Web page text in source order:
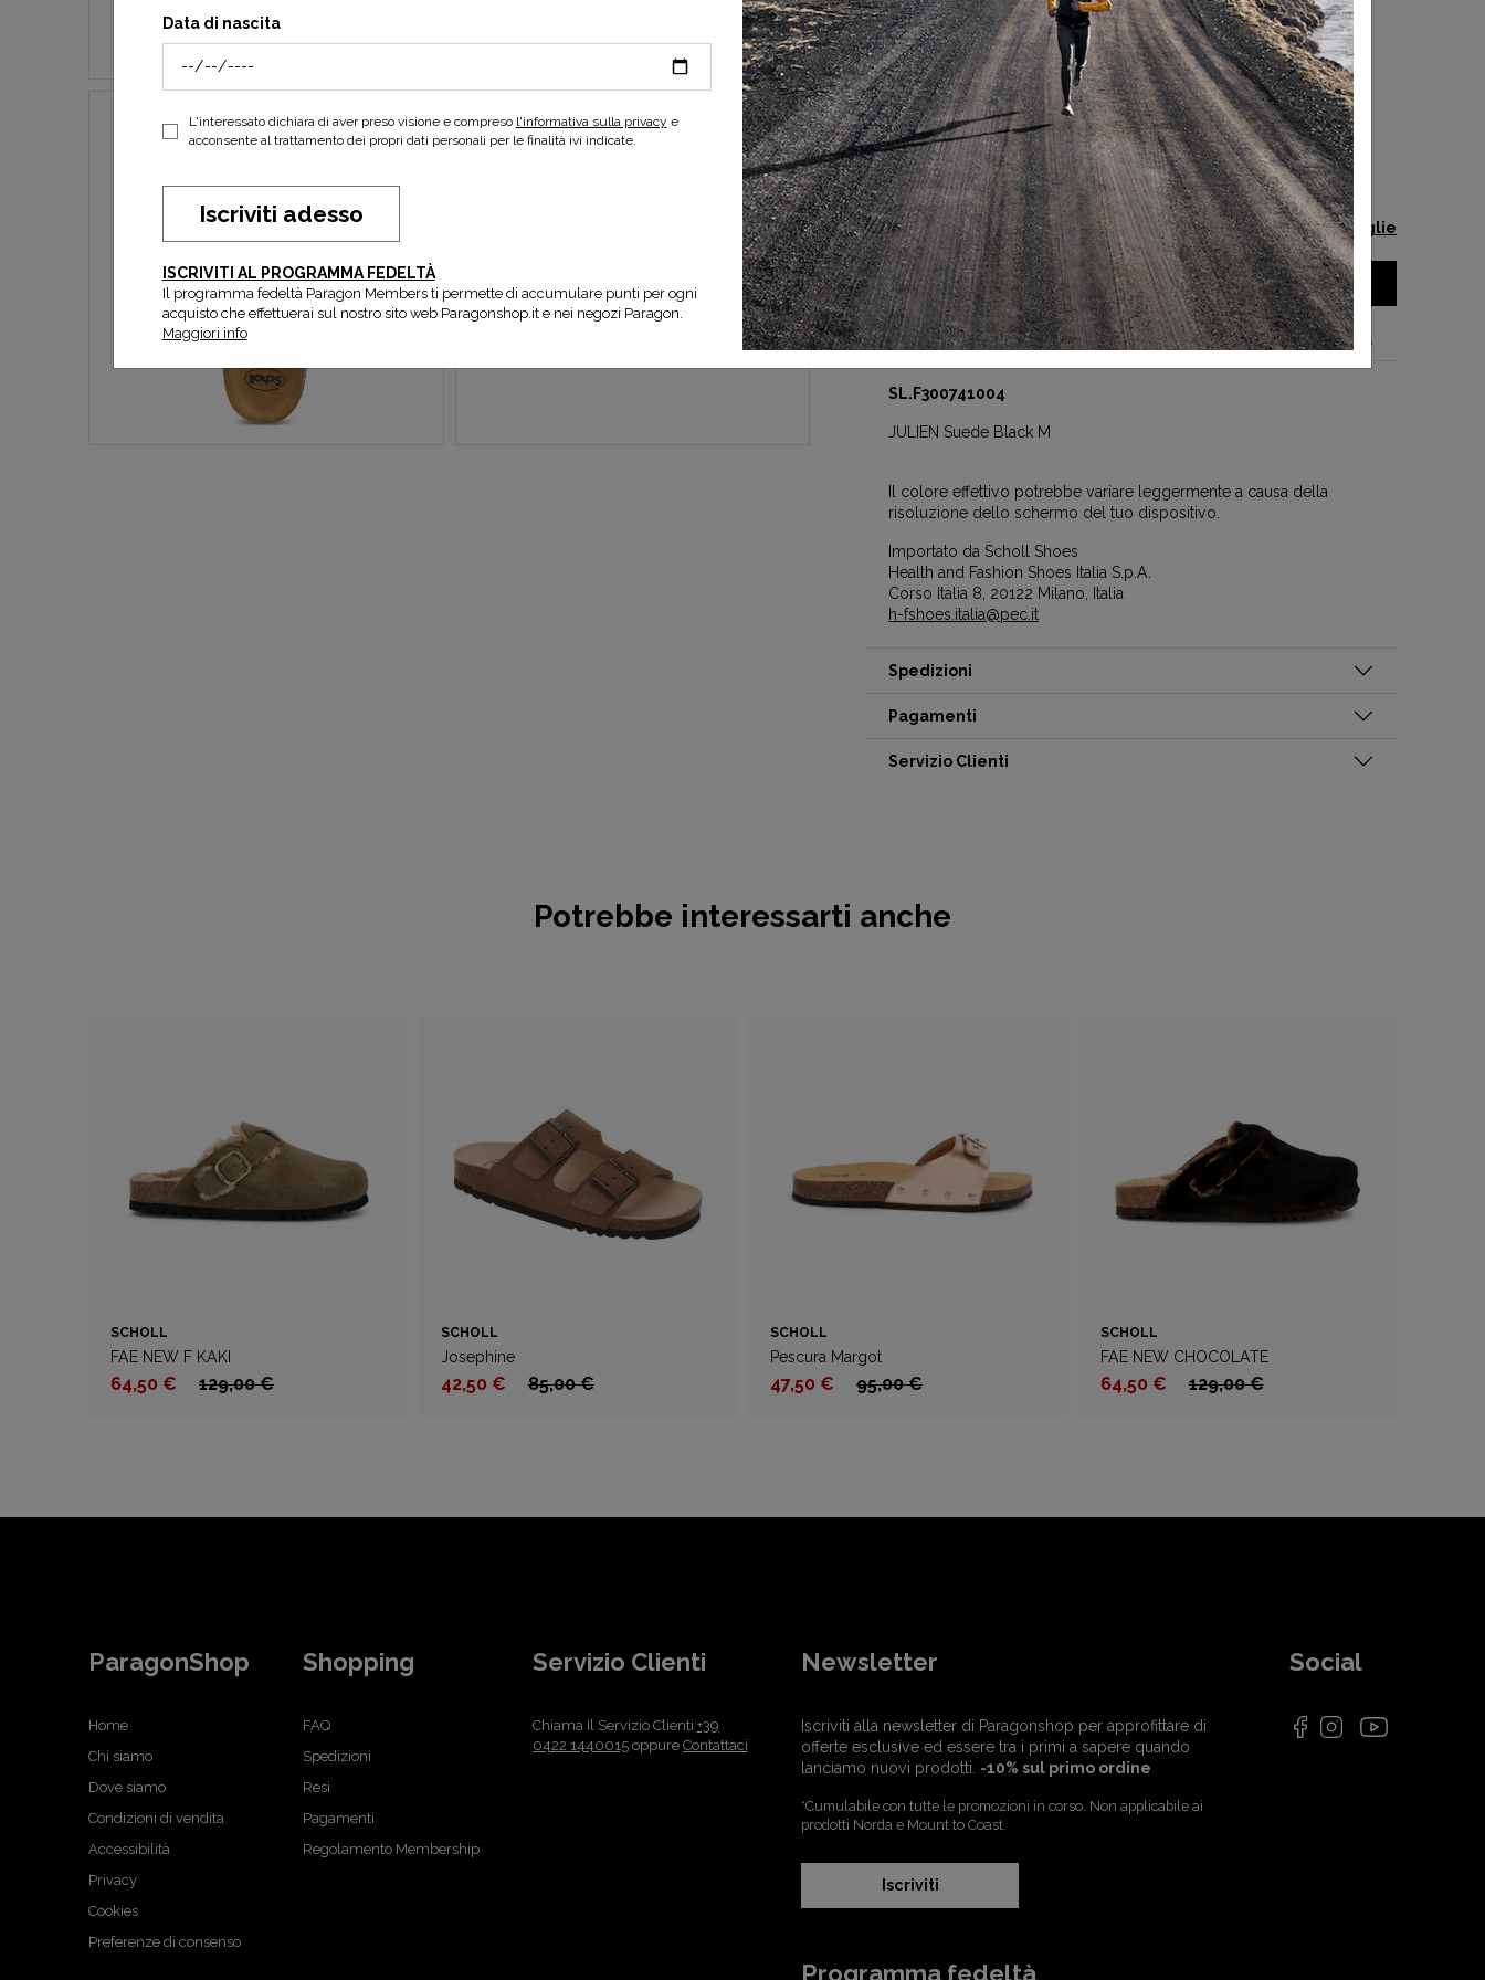
-50%
SELEZIONA UNA TAGLIA
Guida alle taglie
AGGIUNGI AL CARRELLO
Specifiche del prodotto
SL.F300741004
JULIEN Suede Black M
Il colore effettivo potrebbe variare leggermente a causa della
risoluzione dello schermo del tuo dispositivo.
Importato da Scholl Shoes
Health and Fashion Shoes Italia S.p.A.
Corso Italia 8, 20122 Milano, Italia
h-fshoes.italia@pec.it
Spedizioni
Pagamenti
Servizio Clienti
Potrebbe interessarti anche
SCHOLL
FAE NEW F KAKI
64,50 € 129,00 €
SCHOLL
Josephine
42,50 € 85,00 €
SCHOLL
Pescura Margot
47,50 € 95,00 €
SCHOLL
FAE NEW CHOCOLATE
64,50 € 129,00 €
ParagonShop
Home
Chi siamo
Dove siamo
Condizioni di vendita
Accessibilità
Privacy
Cookies
Preferenze di consenso
Shopping
FAQ
Spedizioni
Resi
Pagamenti
Regolamento Membership
Servizio Clienti
Chiama Il Servizio Clienti +39
0422 1440015oppure Contattaci
Newsletter
Iscriviti alla newsletter di Paragonshop per approfittare di
offerte esclusive ed essere tra i primi a sapere quando
lanciamo nuovi prodotti. -10% sul primo ordine
*Cumulabile con tutte le promozioni in corso. Non applicabile ai
prodotti Norda e Mount to Coast.
Iscriviti
Programma fedeltà
Social
Data di nascita
L'interessato dichiara di aver preso visione e compreso l'informativa sulla privacy e
acconsente al trattamento dei propri dati personali per le finalità ivi indicate.
Iscriviti adesso
ISCRIVITI AL PROGRAMMA FEDELTÀ
Il programma fedeltà Paragon Members ti permette di accumulare punti per ogni
acquisto che effettuerai sul nostro sito web Paragonshop.it e nei negozi Paragon.
Maggiori info